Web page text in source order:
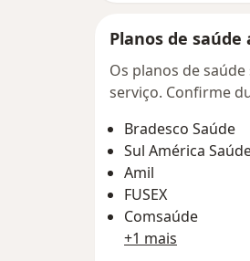
Planos de saúde
Os planos de
serviço. Confirme
Bradesco Saúde
Sul América
Amil
FUSEX
Comsaúde
+1 mais